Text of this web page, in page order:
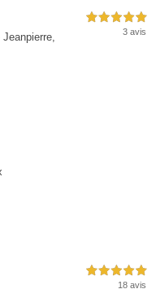
5,0 étoiles sur 5
3 avis
5,0 étoiles sur 5
18 avis